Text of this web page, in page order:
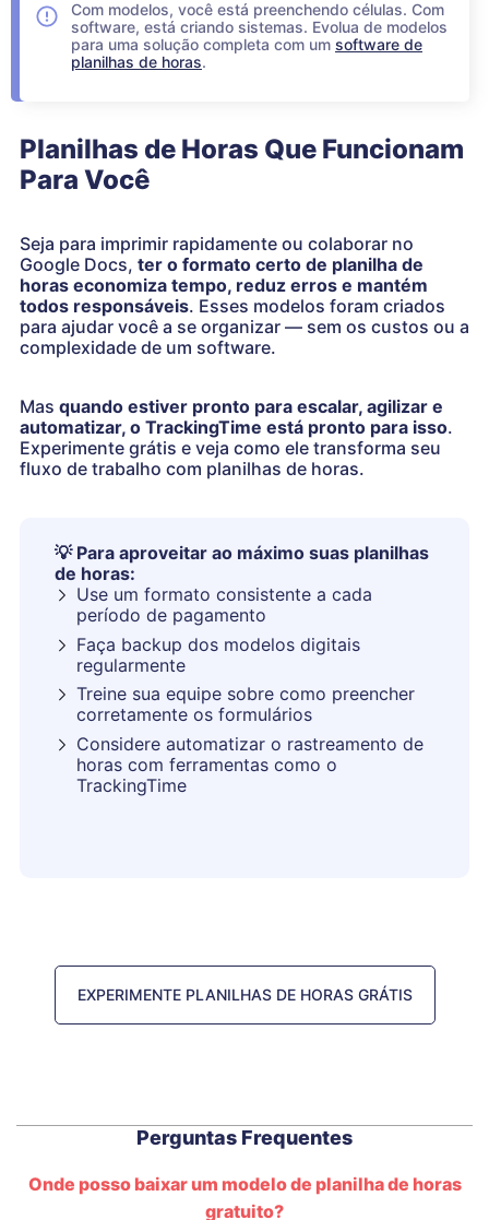
Com modelos, você está preenchendo células. Com
software, está criando sistemas. Evolua de modelos
para uma solução completa com um software de
planilhas de horas.
Planilhas de Horas Que Funcionam
Para Você
Seja para imprimir rapidamente ou colaborar no
Google Docs, ter o formato certo de planilha de
horas economiza tempo, reduz erros e mantém
todos responsáveis. Esses modelos foram criados
para ajudar você a se organizar — sem os custos ou a
complexidade de um software.
Mas quando estiver pronto para escalar, agilizar e
automatizar, o TrackingTime está pronto para isso.
Experimente grátis e veja como ele transforma seu
fluxo de trabalho com planilhas de horas.
💡Para aproveitar ao máximo suas planilhas
de horas:
Use um formato consistente a cada
período de pagamento
Faça backup dos modelos digitais
regularmente
Treine sua equipe sobre como preencher
corretamente os formulários
Considere automatizar o rastreamento de
horas com ferramentas como o
TrackingTime
EXPERIMENTE PLANILHAS DE HORAS GRÁTIS
Perguntas Frequentes
Onde posso baixar um modelo de planilha de horas
gratuito?